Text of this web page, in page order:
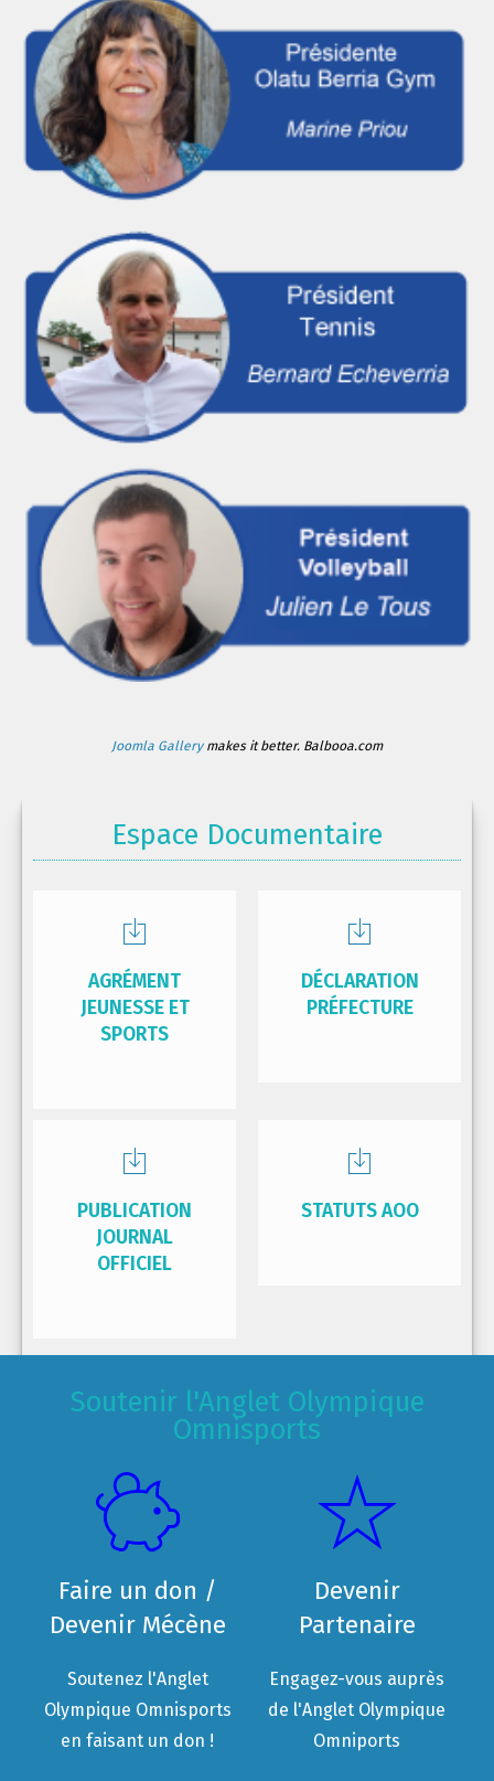
Joomla Gallerymakes it better. Balbooa.com
Espace Documentaire
AGRÉMENT
JEUNESSE ET
SPORTS
DÉCLARATION
PRÉFECTURE
PUBLICATION
JOURNAL
OFFICIEL
STATUTS AOO
Soutenir l'Anglet Olympique
Omnisports
Faire un don /
Devenir Mécène
Soutenez l'Anglet
Olympique Omnisports
en faisant un don !
Devenir
Partenaire
Engagez-vous auprès
de l'Anglet Olympique
Omniports